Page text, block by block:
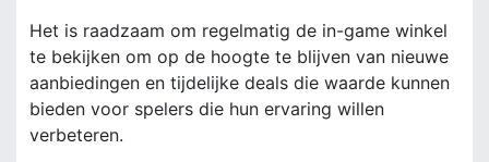
Het is raadzaam om regelmatig de in-game winkel
te bekijken om op de hoogte te blijven van nieuwe
aanbiedingen en tijdelijke deals die waarde kunnen
bieden voor spelers die hun ervaring willen
verbeteren.